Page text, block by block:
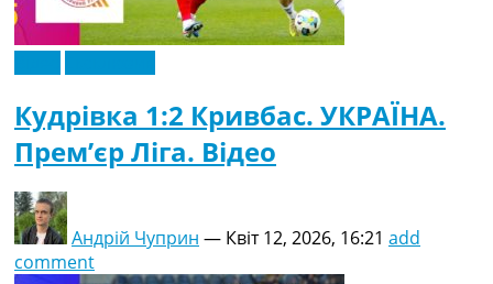
Кудрівка 1:2 Кривбас. УКРАЇНА.
Прем’єр Ліга. Відео
Андрій Чуприн — Квіт 12, 2026, 16:21 add
comment